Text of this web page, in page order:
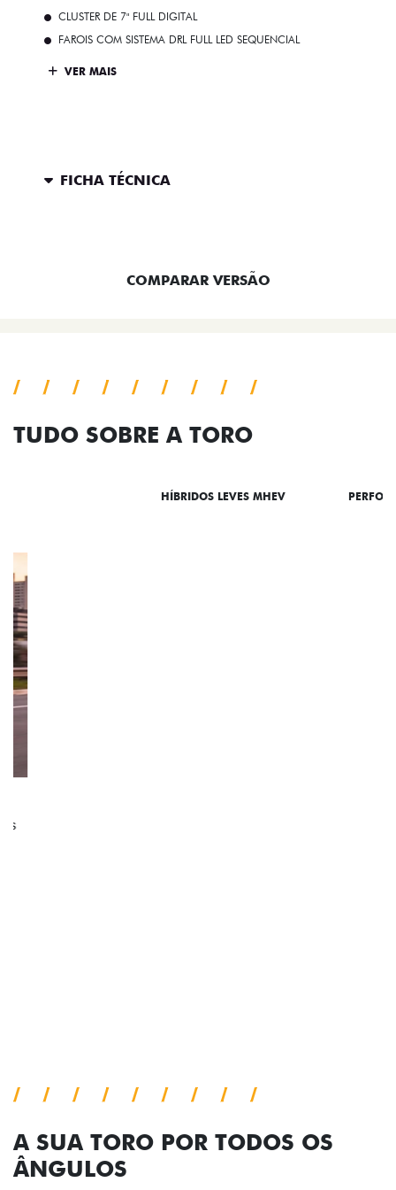
CLUSTER DE 7" FULL DIGITAL
FAROIS COM SISTEMA DRL FULL LED SEQUENCIAL
VER MAIS
FICHA TÉCNICA
COMPARAR VERSÃO
TUDO SOBRE A TORO
HÍBRIDOS LEVES MHEV
Os adesivos aplicados no capô e nas laterais
ÂNGULOS